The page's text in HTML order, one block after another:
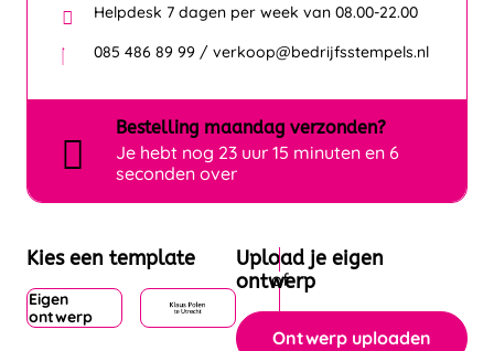
Helpdesk 7 dagen per week van 08.00-22.00
085 486 89 99 / verkoop@bedrijfsstempels.nl
Bestelling maandag verzonden?
Je hebt nog 23 uur 15 minuten en 6
seconden over
Kies een template
Eigen
ontwerp
Upload je eigen
ontwerp
Ontwerp uploaden